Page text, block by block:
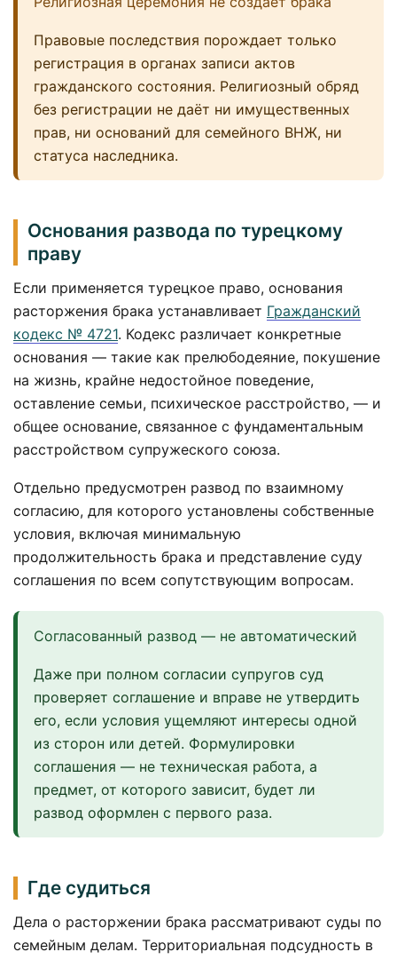
Правовые последствия порождает только
регистрация в органах записи актов
гражданского состояния. Религиозный обряд
без регистрации не даёт ни имущественных
прав, ни оснований для семейного ВНЖ, ни
статуса наследника.
Основания развода по турецкому
праву
Если применяется турецкое право, основания
расторжения брака устанавливает Гражданский
кодекс № 4721. Кодекс различает конкретные
основания — такие как прелюбодеяние, покушение
на жизнь, крайне недостойное поведение,
оставление семьи, психическое расстройство, — и
общее основание, связанное с фундаментальным
расстройством супружеского союза.
Отдельно предусмотрен развод по взаимному
согласию, для которого установлены собственные
условия, включая минимальную
продолжительность брака и представление суду
соглашения по всем сопутствующим вопросам.
Согласованный развод — не автоматический
Даже при полном согласии супругов суд
проверяет соглашение и вправе не утвердить
его, если условия ущемляют интересы одной
из сторон или детей. Формулировки
соглашения — не техническая работа, а
предмет, от которого зависит, будет ли
развод оформлен с первого раза.
Где судиться
Дела о расторжении брака рассматривают суды по
семейным делам. Территориальная подсудность в